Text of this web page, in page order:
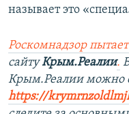
называет это
Роскомнадзор
сайту Крым.Реалии.
Крым.Реалии можно
https://